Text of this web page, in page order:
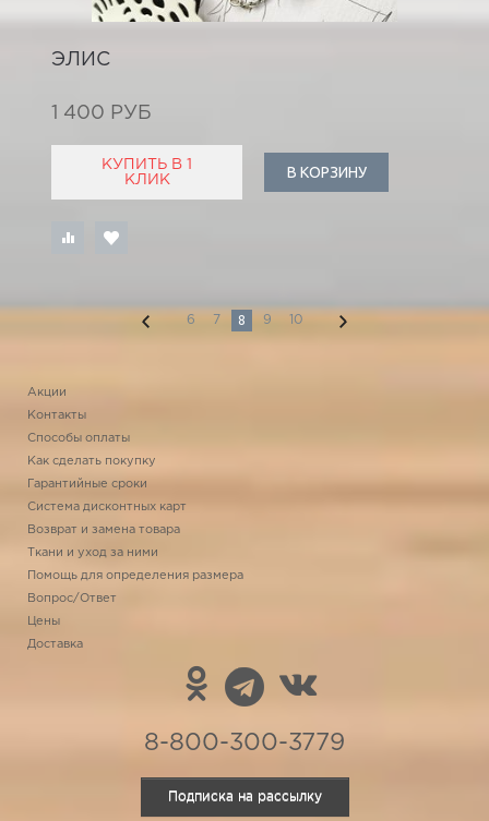
ЭЛИС
1 400 РУБ
КУПИТЬ В 1
КЛИК
В КОРЗИНУ
6 7 8 9 10
Акции
Контакты
Способы оплаты
Как сделать покупку
Гарантийные сроки
Система дисконтных карт
Возврат и замена товара
Ткани и уход за ними
Помощь для определения размера
Вопрос/Ответ
Цены
Доставка
8-800-300-3779
Подписка на рассылку